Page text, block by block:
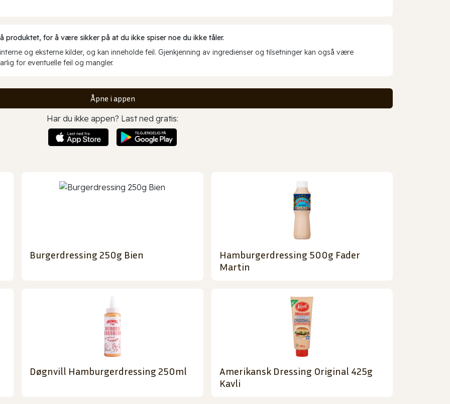
produktet, for å være sikker på at du ikke spiser noe du ikke tåler.
og eksterne kilder, og kan inneholde feil. Gjenkjenning av ingredienser og tilsetninger kan også være
for eventuelle feil og mangler.
Åpne i appen
Har du ikke appen? Last ned gratis:
Burgerdressing 250g Bien
Hamburgerdressing 500g Fader
Martin
Døgnvill Hamburgerdressing 250ml
Amerikansk Dressing Original 425g
Kavli